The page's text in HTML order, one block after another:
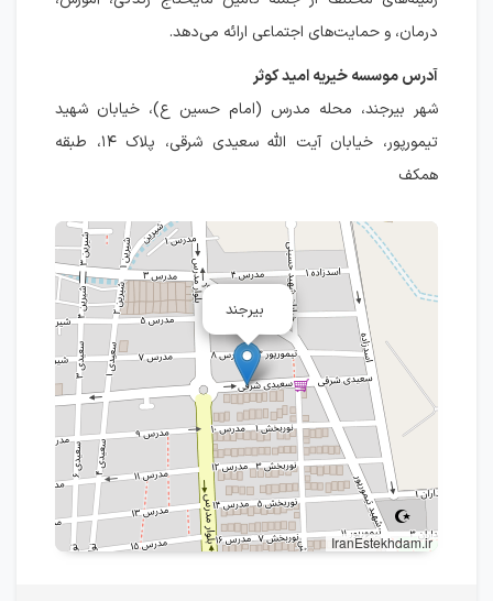
درمان، و حمایت‌های اجتماعی ارائه می‌دهد.
آدرس موسسه خیریه امید کوثر
شهر بیرجند، محله مدرس (امام حسین ع)، خیابان شهید
تیمورپور، خیابان آیت الله سعیدی شرقی، پلاک ۱۴، طبقه
همکف
بیرجند
IranEstekhdam.ir